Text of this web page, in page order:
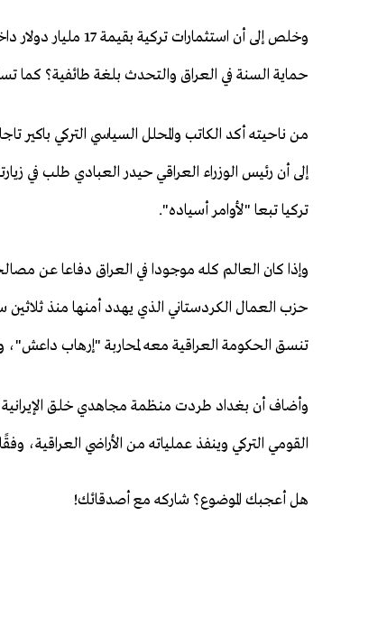
وخلص إلى أن
حماية السنة في العراق والتحدث بلغة طائفية؟ كما
من ناحيته أكد الكاتب والمحلل السياسي التركي باكير
تركيا تبعا "لأوامر أسياده".
وإذا كان العالم كله موجودا في العراق دفاعا عن
حزب العمال الكردستاني الذي يهدد أمنها منذ
تنسق الحكومة العراقية معه لمحاربة "إرهاب داعش"،
وأضاف أن بغداد طردت منظمة مجاهدي خلق الإيرانية
القومي التركي وينفذ عملياته من الأراضي العراقية،
هل أعجبك الموضوع؟ شاركه مع أصدقائك!